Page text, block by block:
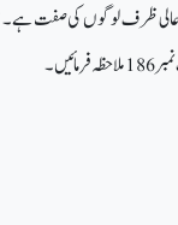
عالی ظرف لوگوں کی صفت ہے۔